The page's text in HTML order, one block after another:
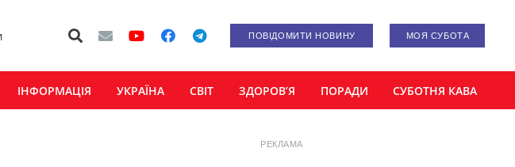
ПОВІДОМИТИ НОВИНУ МОЯ СУБОТА
ІНФОРМАЦІЯ УКРАЇНА СВІТ ЗДОРОВ’Я ПОРАДИ СУБОТНЯ КАВА
РЕКЛАМА